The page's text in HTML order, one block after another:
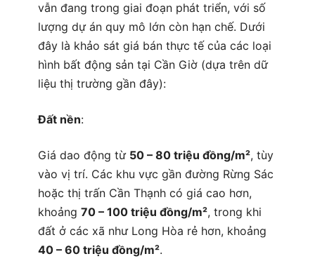
vẫn đang trong giai đoạn phát triển, với số
lượng dự án quy mô lớn còn hạn chế. Dưới
đây là khảo sát giá bán thực tế của các loại
hình bất động sản tại Cần Giờ (dựa trên dữ
liệu thị trường gần đây):
Đất nền:
Giá dao động từ 50 – 80 triệu đồng/m², tùy
vào vị trí. Các khu vực gần đường Rừng Sác
hoặc thị trấn Cần Thạnh có giá cao hơn,
khoảng 70 – 100 triệu đồng/m², trong khi
đất ở các xã như Long Hòa rẻ hơn, khoảng
40 – 60 triệu đồng/m².